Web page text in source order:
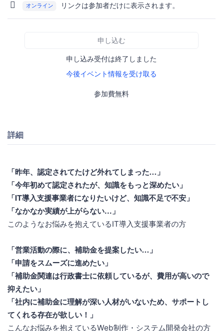
オンライン リンクは参加者だけに表示されます。
申し込む
申し込み受付は終了しました
今後イベント情報を受け取る
参加費無料
詳細
「昨年、認定されてたけど外れてしまった...」
「今年初めて認定されたが、知識をもっと深めたい」
「IT導入支援事業者になりたいけど、知識不足で不安」
「なかなか実績が上がらない...」
このようなお悩みを抱えているIT導入支援事業者の方
「営業活動の際に、補助金を提案したい...」
「申請をスムーズに進めたい」
「補助金関連は行政書士に依頼しているが、費用が高いので
抑えたい」
「社内に補助金に理解が深い人材がいないため、サポートし
てくれる存在が欲しい！」
こんなお悩みを抱えているWeb制作・システム開発会社の方